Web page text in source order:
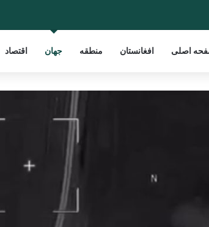
اصلی افغانستان منطقه جهان اقتصاد